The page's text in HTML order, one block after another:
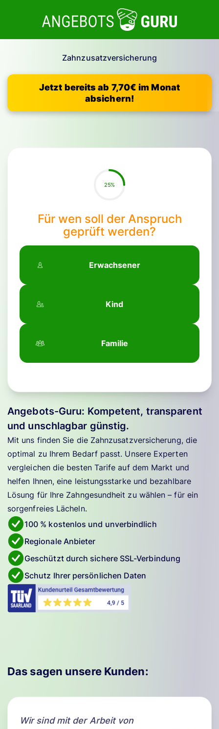
Zahnzusatzversicherung
Jetzt bereits ab 7,70€ im Monat
absichern!
25%
Für wen soll der Anspruch
geprüft werden?
Erwachsener
Kind
Familie
Angebots-Guru: Kompetent, transparent
und unschlagbar günstig.
Mit uns finden Sie die Zahnzusatzversicherung, die
optimal zu Ihrem Bedarf passt. Unsere Experten
vergleichen die besten Tarife auf dem Markt und
helfen Ihnen, eine leistungsstarke und bezahlbare
Lösung für Ihre Zahngesundheit zu wählen – für ein
sorgenfreies Lächeln.
100 % kostenlos und unverbindlich
Regionale Anbieter
Geschützt durch sichere SSL-Verbindung
Schutz Ihrer persönlichen Daten
Das sagen unsere Kunden:
Wir sind mit der Arbeit von